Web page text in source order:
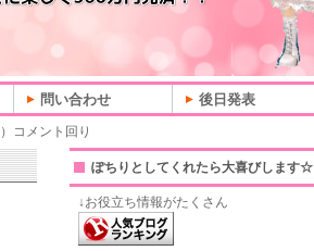
コメント回り
ぽちりとしてくれたら大喜びします☆
↓お役立ち情報がたくさん
問い合わせ 後日発表